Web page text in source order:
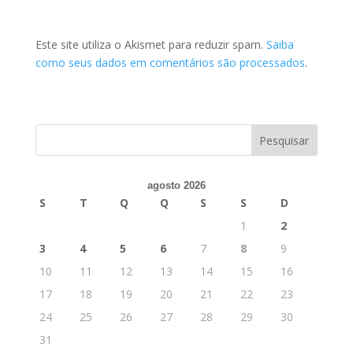
Este site utiliza o Akismet para reduzir spam. Saiba
como seus dados em comentários são processados.
agosto 2026
S T Q Q S S
D
1
2
3
4 5 6 7 8
9
10
11 12 13 14 15
16
17
18 19 20 21 22
23
24
25 26 27 28 29
30
31